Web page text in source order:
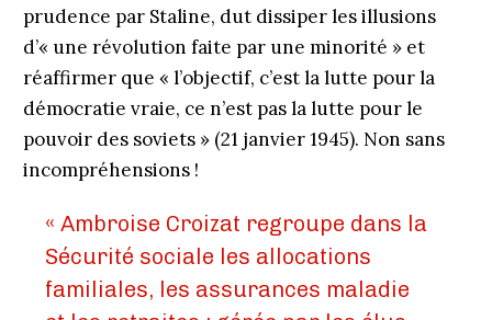
prudence par Staline, dut dissiper les illusions
d’« une révolution faite par une minorité » et
réaffirmer que « l’objectif, c’est la lutte pour la
démocratie vraie, ce n’est pas la lutte pour le
pouvoir des soviets » (21 janvier 1945). Non sans
incompréhensions !
« Ambroise Croizat regroupe dans la
Sécurité sociale les allocations
familiales, les assurances maladie